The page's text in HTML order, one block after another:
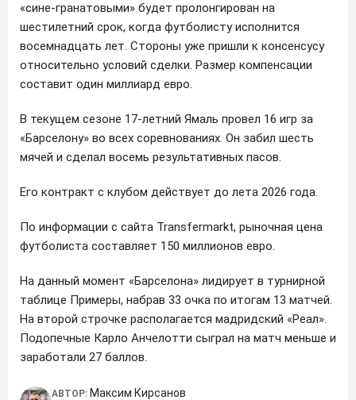
«сине-гранатовыми» будет пролонгирован на
шестилетний срок, когда футболисту исполнится
восемнадцать лет. Стороны уже пришли к консенсусу
относительно условий сделки. Размер компенсации
составит один миллиард евро.
В текущем сезоне 17-летний Ямаль провел 16 игр за
«Барселону» во всех соревнованиях. Он забил шесть
мячей и сделал восемь результативных пасов.
Его контракт с клубом действует до лета 2026 года.
По информации с сайта Transfermarkt, рыночная цена
футболиста составляет 150 миллионов евро.
На данный момент «Барселона» лидирует в турнирной
таблице Примеры, набрав 33 очка по итогам 13 матчей.
На второй строчке располагается мадридский «Реал».
Подопечные Карло Анчелотти сыграл на матч меньше и
заработали 27 баллов.
АВТОР: Максим Кирсанов